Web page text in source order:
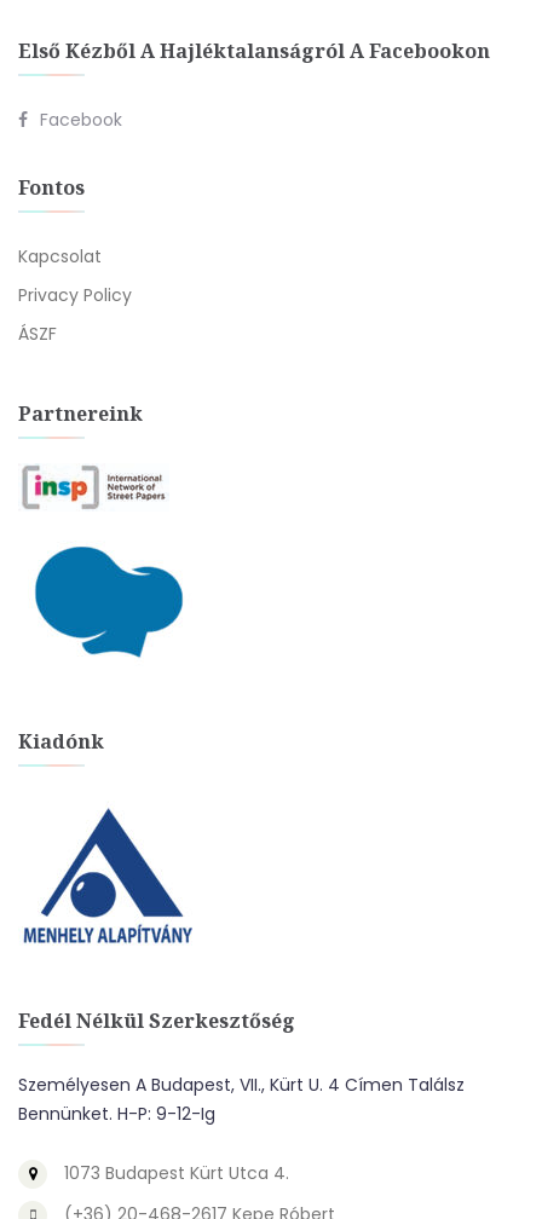
Első Kézből A Hajléktalanságról A Facebookon
Facebook
Fontos
Kapcsolat
Privacy Policy
ÁSZF
Partnereink
Kiadónk
Fedél Nélkül Szerkesztőség
Személyesen A Budapest, VII., Kürt U. 4 Címen Találsz
Bennünket. H-P: 9-12-Ig
1073 Budapest Kürt Utca 4.
(+36) 20-468-2617 Kepe Róbert